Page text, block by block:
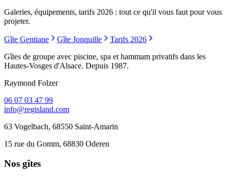
Galeries, équipements, tarifs 2026 : tout ce qu'il vous faut pour vous
projeter.
Gîte Gentiane Gîte Jonquille
Tarifs 2026
Gîtes de groupe avec piscine, spa et hammam privatifs dans les
Hautes-Vosges d'Alsace. Depuis 1987.
Raymond Folzer
06 07 03 47 99
info@regisland.com
63 Vogelbach, 68550 Saint-Amarin
15 rue du Gomm, 68830 Oderen
Nos gîtes